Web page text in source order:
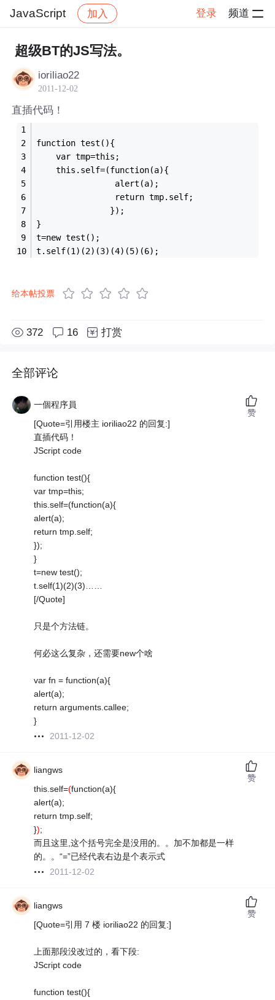
JavaScript 加入 登录 频道
社区 JavaScript
超级BT的JS写法。
ioriliao22
2011-12-02
直插代码！
function test(){
	var tmp=this;
	this.self=(function(a){
	           	alert(a);
	           	return tmp.self;
	           });
}
t=new test();
t.self(1)(2)(3)(4)(5)(6);
给本帖投票
372 16 打赏
全部评论
一個程序員
[Quote=引用楼主 ioriliao22 的回复:]
直插代码！
JScript code
function test(){
var tmp=this;
this.self=(function(a){
alert(a);
return tmp.self;
});
}
t=new test();
t.self(1)(2)(3)……
[/Quote]
只是个方法链。
何必这么复杂，还需要new个啥
var fn = function(a){
alert(a);
return arguments.callee;
}
2011-12-02
赞
liangws
this.self=(function(a){
alert(a);
return tmp.self;
});
而且这里,这个括号完全是没用的。。加不加都是一样
的。。“=”已经代表右边是个表示式
2011-12-02
赞
liangws
[Quote=引用 7 楼 ioriliao22 的回复:]
上面那段没改过的，看下段:
JScript code
function test(){
赞